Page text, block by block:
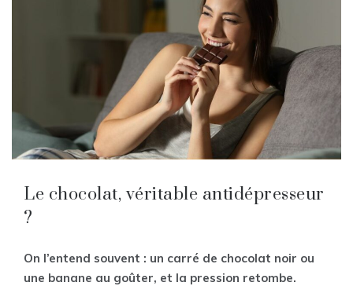
Le chocolat, véritable antidépresseur
?
On l’entend souvent : un carré de chocolat noir ou
une banane au goûter, et la pression retombe.